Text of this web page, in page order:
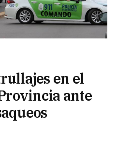
en el
ante